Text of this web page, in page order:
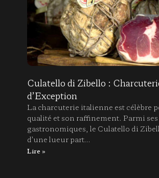
Culatello di Zibello :
d’Exception
La charcuterie italienne est célèbre
qualité et son raffinement. Parmi
gastronomiques, le Culatello di
d’une lueur part…
Lire »